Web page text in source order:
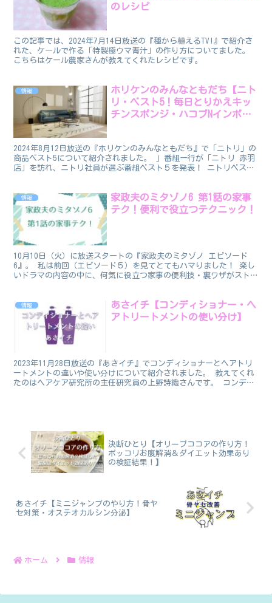
のレシピ
この記事では、2024年7月14日放送の『種から植えるTV!』で紹介さ
れた、ケールで作る「特製極ウマ青汁」の作り方についてました。
こちらはケール農家さんが教えてくれたレシピです。
情報
ホリケンのみんなともだち【ニト
リ・ベスト5！毎日とりかえキッ
チンスポンジ・ハコブNインボッ
2024年8月12日放送の『ホリケンのみんなともだち』で「ニトリ」の
商品ベスト5について紹介されました。 」番組一行が「ニトリ 赤羽
店」を訪れ、ニトリ社員が選ぶ番組ベスト５を発表！ ニトリベスト
情報
家政夫のミタゾノ6 第1話の家事
テク！便利で役立つテクニック！
10月10日（火）に放送スタートの『家政夫のミタゾノ エピソード
6』。 私は前回（エピソード５）を見てとてもハマりました！ 楽し
いドラマの内容の中に、何気に役立つ家事の便利技・裏ワザがストー
情報
あさイチ【コンディショナー・ヘ
アトリートメントの使い分け】
2023年11月28日放送の『あさイチ』でコンディショナーとヘアトリ
ートメントの違いや使い分けについて紹介されました。 教えてくれ
たのはヘアケア研究所の主任研究員の上野詩織さんです。 コンディ
決断ひとり【オリーブココアの作り方！
ポッコリお腹解消＆ダイエット効果あり
の検証結果！】
あさイチ【ミニジャンプのやり方！骨ヤ
セ対策・オステオカルシン分泌】
ホーム 情報